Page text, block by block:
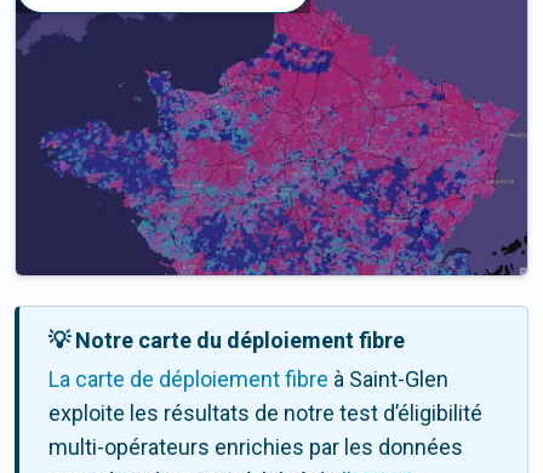
💡 Notre carte du déploiement fibre
La carte de déploiement fibre à Saint-Glen
exploite les résultats de notre test d’éligibilité
multi-opérateurs enrichies par les données